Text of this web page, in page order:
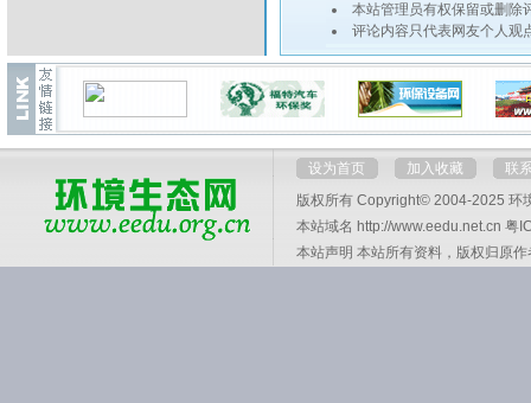
本站管理员有权保留或删除
评论内容只代表网友个人观
设为首页 加入收藏
联
版权所有 Copyright© 2004-2025 环
本站域名 http://www.eedu.net.cn 粤
本站声明 本站所有资料，版权归原